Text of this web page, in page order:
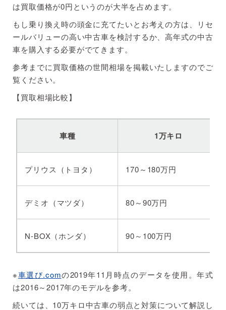
は買取価格が0円というのが大半を占めます。
もし乗り換え時の頭金に充てたいとお考えの方は、リセ
ールバリューの高い中古車を検討するか、高年式の中古
車を購入する必要がでてきます。
参考までに買取価格の世間相場を掲載いたしますのでご
覧ください。
【買取相場比較】
車種 1万キロ
プリウス（トヨタ） 170～180万円
デミオ（マツダ） 80～90万円
N-BOX（ホンダ） 90～100万円
※車選び.comの2019年11月時点のデータを使用。年式
は2016～2017年のモデルを参考。
続いては、10万キロ中古車の弱点と対策について解説し